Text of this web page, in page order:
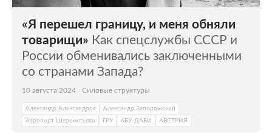
«Я перешел границу, и меня обняли
товарищи» Как спецслужбы СССР и
России обменивались заключенными
со странами Запада?
10 августа 2024 Силовые структуры
Александр Александров
Александр Запорожский
Аэропорт Шереметьево
ГРУ АБУ-ДАБИ АВСТРИЯ